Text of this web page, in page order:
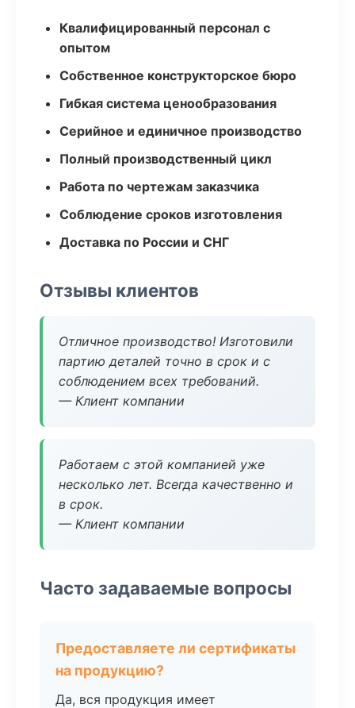
Квалифицированный персонал с
опытом
Собственное конструкторское бюро
Гибкая система ценообразования
Серийное и единичное производство
Полный производственный цикл
Работа по чертежам заказчика
Соблюдение сроков изготовления
Доставка по России и СНГ
Отзывы клиентов
Отличное производство! Изготовили
партию деталей точно в срок и с
соблюдением всех требований.
— Клиент компании
Работаем с этой компанией уже
несколько лет. Всегда качественно и
в срок.
— Клиент компании
Часто задаваемые вопросы
Предоставляете ли сертификаты
на продукцию?
Да, вся продукция имеет